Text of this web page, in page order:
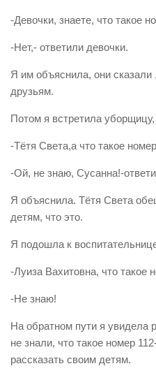
-Девочки, знаете, что такое
-Нет,- ответили девочки.
Я им объяснила, они сказали
друзьям.
Потом я встретила
-Тётя Света,а что такое
-Ой, не знаю, Сусанна!-
Я объяснила. Тётя Света
детям, что это.
Я подошла к
-Луиза Вахитовна, что такое
-Не знаю!
На обратном пути я увидела
не знали, что такое номер
рассказать своим детям.